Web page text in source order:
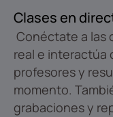
Clases en
Conéctate a las
real e interactúa
profesores y
momento.
grabaciones y